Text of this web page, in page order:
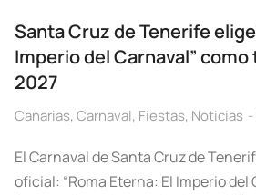
Santa Cruz de Tenerife
Imperio del Carnaval”
2027
Canarias, Carnaval, Fiestas, Noticias
El Carnaval de Santa Cruz de
oficial: “Roma Eterna: El Imperio del